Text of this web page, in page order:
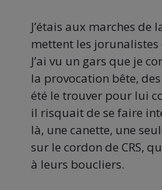
J’étais aux marches de
mettent les jorunalistes
J’ai vu un gars que je
la provocation bête, des
été le trouver pour lui
il risquait de se faire
là, une canette, une
sur le cordon de CRS,
à leurs boucliers.